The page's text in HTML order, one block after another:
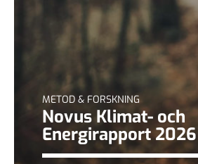
METOD & FORSKNING
Novus Klimat- och
Energirapport 2026